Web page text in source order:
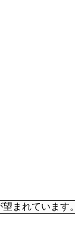
まれています。